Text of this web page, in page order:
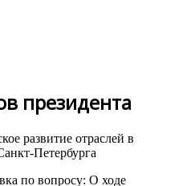
президента
развитие отраслей в
Петербурга
по вопросу: О ходе